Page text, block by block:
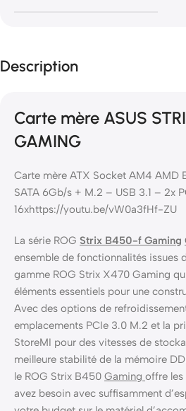
Description
Carte mère ASUS
GAMING
Carte mère ATX Socket AM4 AMD
SATA 6Gb/s + M.2 – USB 3.1 – 2x
16xhttps://youtu.be/vW0a3fHf-ZU
La série ROG Strix B450-f Gaming
ensemble de fonctionnalités issues
gamme ROG Strix X470 Gaming
éléments essentiels pour une
Avec des options de
emplacements PCIe 3.0 M.2 et la
StoreMI pour des vitesses de
meilleure stabilité de la mémoire
le ROG Strix B450 Gaming offre
avez besoin avec suffisamment